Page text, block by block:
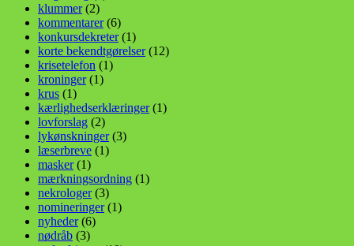
klummer(2)
kommentarer(6)
konkursdekreter(1)
korte bekendtgørelser(12)
krisetelefon (1)
kroninger(1)
krus (1)
kærlighedserklæringer(1)
lovforslag (2)
lykønskninger(3)
læserbreve (1)
masker(1)
mærkningsordning (1)
nekrologer(3)
nomineringer(1)
nyheder(6)
nødråb (3)